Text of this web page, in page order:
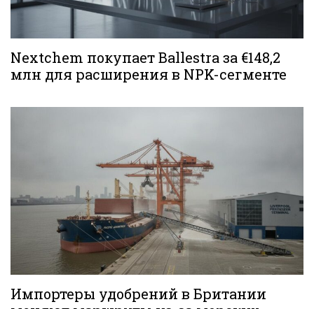
Nextchem покупает Ballestra за €148,2
млн для расширения в NPK-сегменте
Импортеры удобрений в Британии